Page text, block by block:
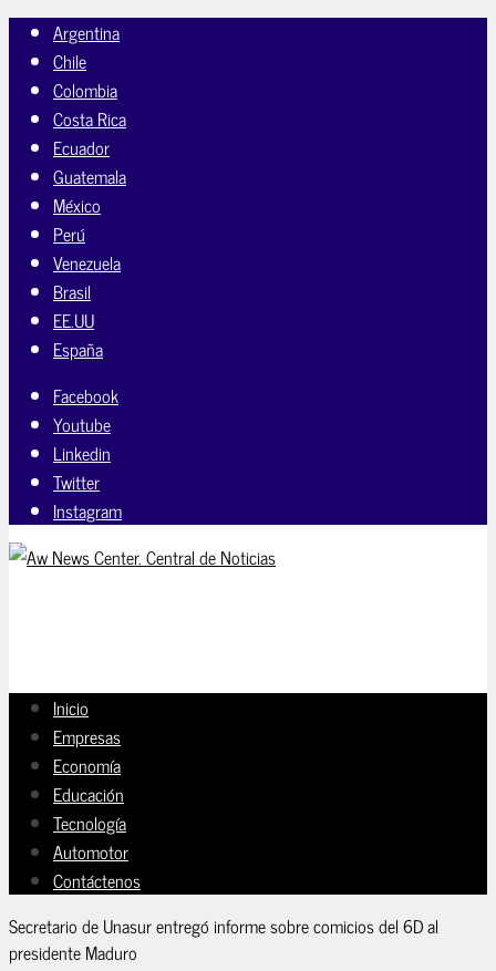
Argentina
Chile
Colombia
Costa Rica
Ecuador
Guatemala
México
Perú
Venezuela
Brasil
EE.UU
España
Facebook
Youtube
Linkedin
Twitter
Instagram
Inicio
Empresas
Economía
Educación
Tecnología
Automotor
Contáctenos
Secretario de Unasur entregó informe sobre comicios del 6D al
presidente Maduro